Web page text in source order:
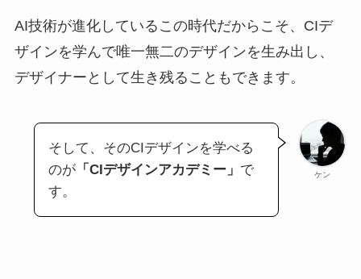
AI技術が進化しているこの時代だからこそ、CIデ
ザインを学んで唯一無二のデザインを生み出し、
デザイナーとして生き残ることもできます。
ケン
そして、そのCIデザインを学べる
のが「CIデザインアカデミー」 で
す。